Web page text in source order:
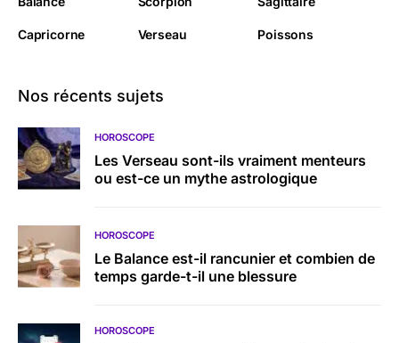
Capricorne Verseau Poissons
Nos récents sujets
HOROSCOPE
Les Verseau sont-ils vraiment menteurs
ou est-ce un mythe astrologique
HOROSCOPE
Le Balance est-il rancunier et combien de
temps garde-t-il une blessure
HOROSCOPE